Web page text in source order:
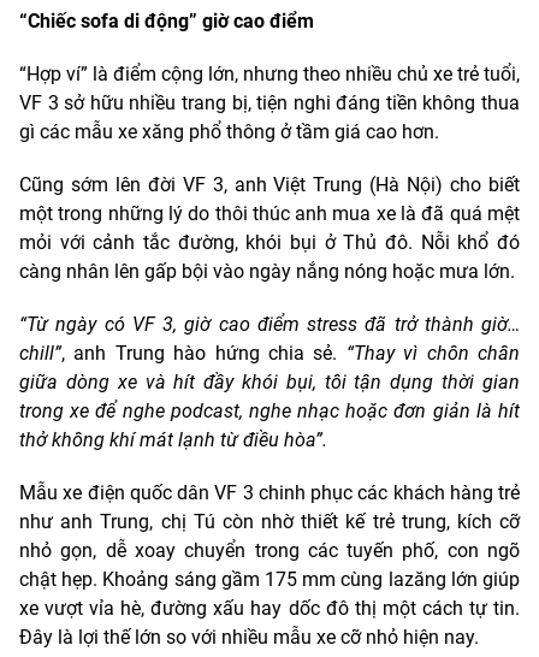
“Chiếc sofa di động” giờ cao điểm
“Hợp ví” là điểm cộng lớn, nhưng theo nhiều chủ xe trẻ tuổi,
VF 3 sở hữu nhiều trang bị, tiện nghi đáng tiền không thua
gì các mẫu xe xăng phổ thông ở tầm giá cao hơn.
Cũng sớm lên đời VF 3, anh Việt Trung (Hà Nội) cho biết
một trong những lý do thôi thúc anh mua xe là đã quá mệt
mỏi với cảnh tắc đường, khói bụi ở Thủ đô. Nỗi khổ đó
càng nhân lên gấp bội vào ngày nắng nóng hoặc mưa lớn.
“Từ ngày có VF 3, giờ cao điểm stress đã trở thành giờ…
chill”, anh Trung hào hứng chia sẻ. “Thay vì chôn chân
giữa dòng xe và hít đầy khói bụi, tôi tận dụng thời gian
trong xe để nghe podcast, nghe nhạc hoặc đơn giản là hít
thở không khí mát lạnh từ điều hòa”.
Mẫu xe điện quốc dân VF 3 chinh phục các khách hàng trẻ
như anh Trung, chị Tú còn nhờ thiết kế trẻ trung, kích cỡ
nhỏ gọn, dễ xoay chuyển trong các tuyến phố, con ngõ
chật hẹp. Khoảng sáng gầm 175 mm cùng lazăng lớn giúp
xe vượt vỉa hè, đường xấu hay dốc đô thị một cách tự tin.
Đây là lợi thế lớn so với nhiều mẫu xe cỡ nhỏ hiện nay.